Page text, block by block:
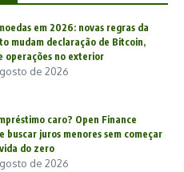
em 2026: novas regras da
mudam declaração de Bitcoin,
operações no exterior
de 2026
caro? Open Finance
buscar juros menores sem começar
do zero
de 2026